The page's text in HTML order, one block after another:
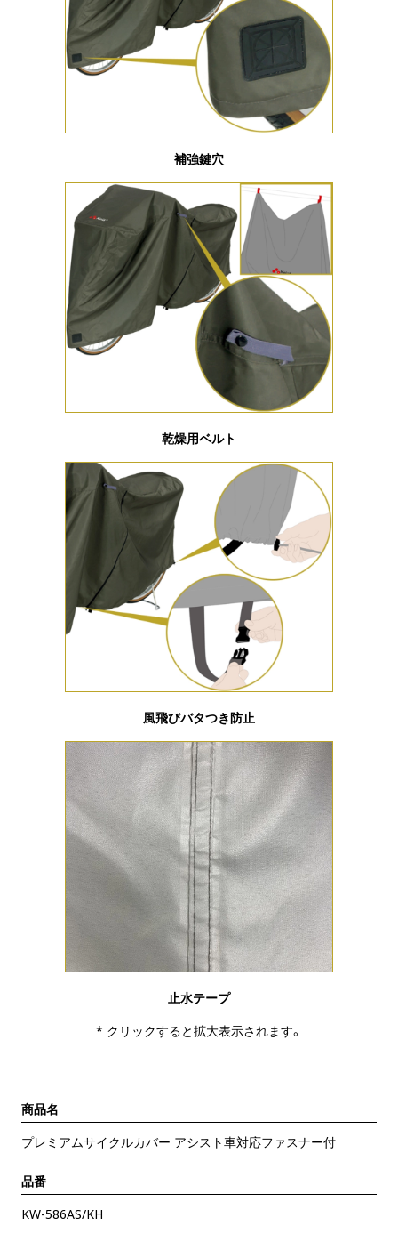
補強鍵穴
乾燥用ベルト
風飛びバタつき防止
止水テープ
* クリックすると拡大表示されます。
商品名
プレミアムサイクルカバー アシスト車対応ファスナー付
品番
KW-586AS/KH